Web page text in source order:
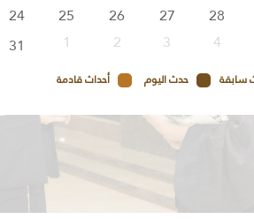
24 25 26 27 28
31 1 2 3 4
سابقة حدث اليوم أحداث قادمة